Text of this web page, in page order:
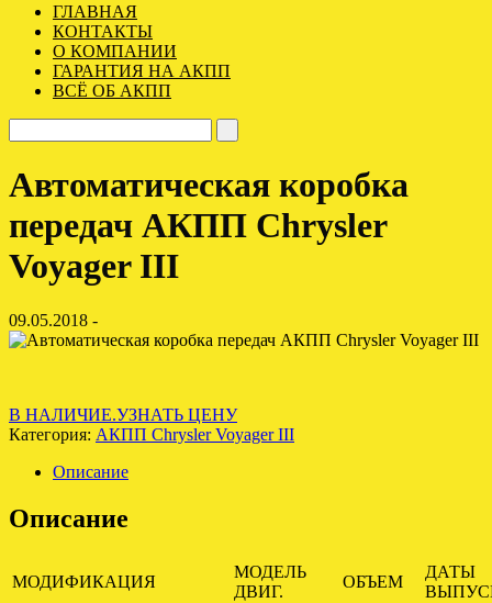
ГЛАВНАЯ
КОНТАКТЫ
О КОМПАНИИ
ГАРАНТИЯ НА АКПП
ВСЁ ОБ АКПП
Автоматическая коробка
передач АКПП Chrysler
Voyager III
09.05.2018 -
В НАЛИЧИЕ.УЗНАТЬ ЦЕНУ
Категория: АКПП Chrysler Voyager III
Описание
Описание
МОДИФИКАЦИЯ
МОДЕЛЬ
ДВИГ.
ОБЪЕМ
ДАТЫ